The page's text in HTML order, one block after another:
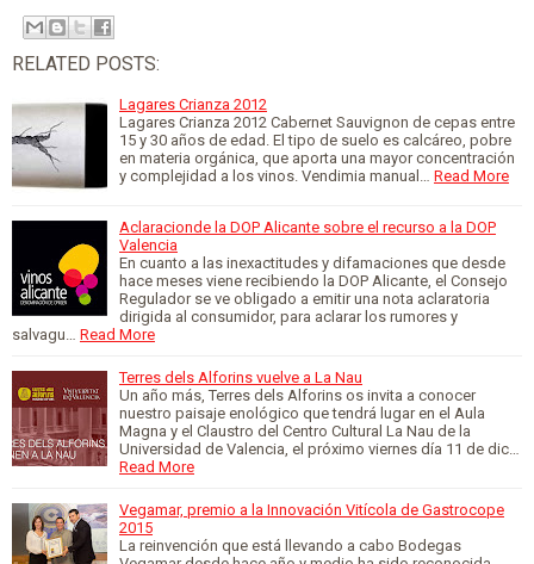
RELATED POSTS:
Lagares Crianza 2012
Lagares Crianza 2012 Cabernet Sauvignon de cepas entre
15 y 30 años de edad. El tipo de suelo es calcáreo, pobre
en materia orgánica, que aporta una mayor concentración
y complejidad a los vinos. Vendimia manual…
Read More
Aclaracionde la DOP Alicante sobre el recurso a la DOP
Valencia
En cuanto a las inexactitudes y difamaciones que desde
hace meses viene recibiendo la DOP Alicante, el Consejo
Regulador se ve obligado a emitir una nota aclaratoria
dirigida al consumidor, para aclarar los rumores y
salvagu…
Read More
Terres dels Alforins vuelve a La Nau
Un año más, Terres dels Alforins os invita a conocer
nuestro paisaje enológico que tendrá lugar en el Aula
Magna y el Claustro del Centro Cultural La Nau de la
Universidad de Valencia, el próximo viernes día 11 de dic…
Read More
Vegamar, premio a la Innovación Vitícola de Gastrocope
2015
La reinvención que está llevando a cabo Bodegas